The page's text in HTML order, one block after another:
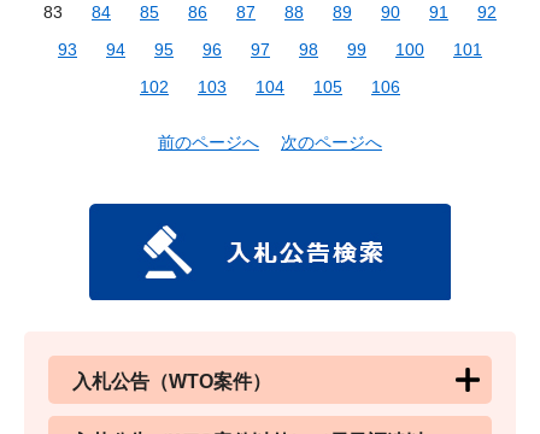
83
84 85 86 87 88 89 90 91
92
93
94 95 96 97 98 99 100
101
102
103 104 105 106
前のページへ 次のページへ
入札公告（WTO案件）